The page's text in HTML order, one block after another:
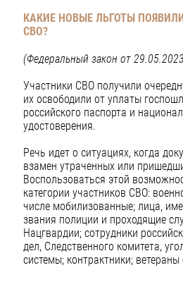
КАКИЕ НОВЫЕ ЛЬГОТЫ
СВО?
(Федеральный закон от
Участники СВО получили
их освободили от уплаты
российского паспорта и
удостоверения.
Речь идет о ситуациях, когда
взамен утраченных или
Воспользоваться этой
категории участников СВО:
числе мобилизованные; лица,
звания полиции и проходящие
Нацгвардии; сотрудники
дел, Следственного комитета,
системы; контрактники;